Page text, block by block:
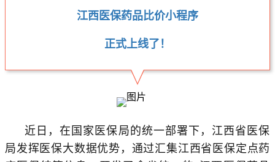
江西医保药品比价小程序
正式上线了！
近日，在国家医保局的统一部署下，江西省医保
局发挥医保大数据优势，通过汇集江西省医保定点药